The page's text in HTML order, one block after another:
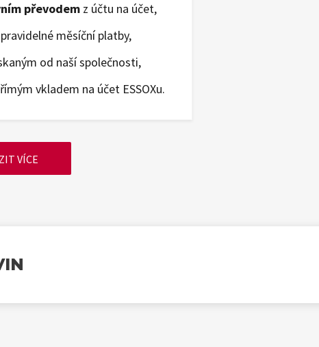
převodem z účtu na účet,
měsíční platby,
od naší společnosti,
vkladem na účet ESSOXu.
VÍCE